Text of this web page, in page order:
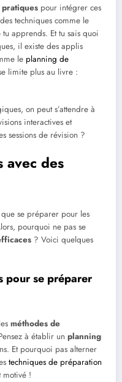
pour intégrer ces
techniques comme le
apprends. Et tu sais quoi
il existe des applis
le planning de
limite plus au livre :
on peut s’attendre à
interactives et
sessions de révision ?
avec des
que se préparer pour les
pourquoi ne pas se
? Voici quelques
pour se préparer
méthodes de
à établir un planning
Et pourquoi pas alterner
techniques de préparation
motivé !